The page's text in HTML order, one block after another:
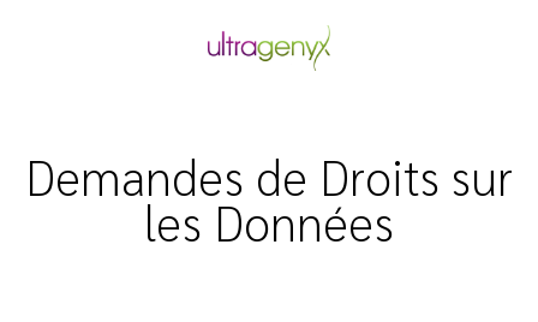
Demandes de Droits sur
les Données